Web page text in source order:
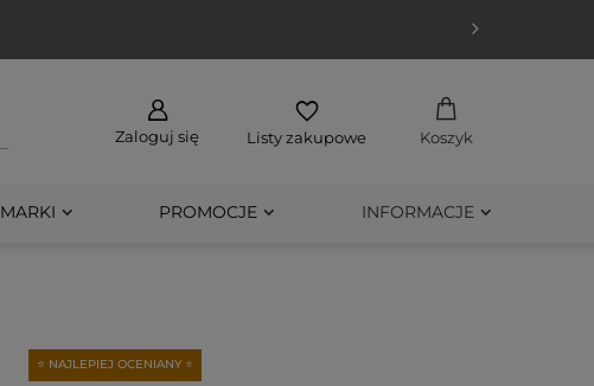
Zaloguj się Listy zakupowe Koszyk
MARKI PROMOCJE INFORMACJE
⭐ NAJLEPIEJ OCENIANY ⭐